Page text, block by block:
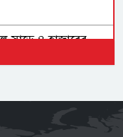
সাড়ে ৪ হাজারের
শিকার: আইনমন্ত্রী